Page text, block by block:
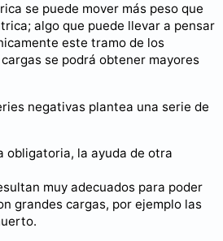
se puede mover más peso que
algo que puede llevar a pensar
este tramo de los
se podrá obtener mayores
negativas plantea una serie de
obligatoria, la ayuda de otra
muy adecuados para poder
grandes cargas, por ejemplo las